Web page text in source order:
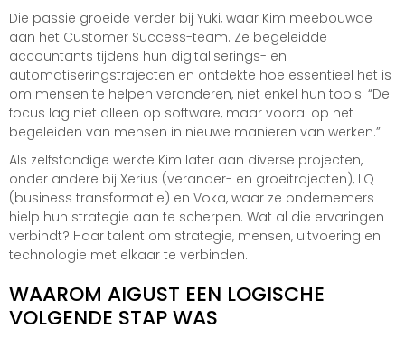
Die passie groeide verder bij Yuki, waar Kim meebouwde
aan het Customer Success-team. Ze begeleidde
accountants tijdens hun digitaliserings- en
automatiseringstrajecten en ontdekte hoe essentieel het is
om mensen te helpen veranderen, niet enkel hun tools. “De
focus lag niet alleen op software, maar vooral op het
begeleiden van mensen in nieuwe manieren van werken.”
Als zelfstandige werkte Kim later aan diverse projecten,
onder andere bij Xerius (verander- en groeitrajecten), LQ
(business transformatie) en Voka, waar ze ondernemers
hielp hun strategie aan te scherpen. Wat al die ervaringen
verbindt? Haar talent om strategie, mensen, uitvoering en
technologie met elkaar te verbinden.
WAAROM AIGUST EEN LOGISCHE
VOLGENDE STAP WAS